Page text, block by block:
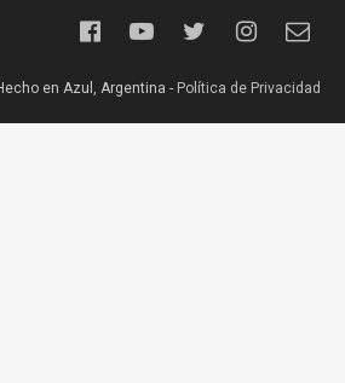
en Azul, Argentina - Política de Privacidad